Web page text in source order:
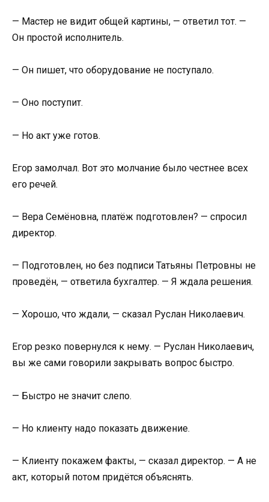
— Мастер не видит общей картины, — ответил тот. —
Он простой исполнитель.
— Он пишет, что оборудование не поступало.
— Оно поступит.
— Но акт уже готов.
Егор замолчал. Вот это молчание было честнее всех
его речей.
— Вера Семёновна, платёж подготовлен? — спросил
директор.
— Подготовлен, но без подписи Татьяны Петровны не
проведён, — ответила бухгалтер. — Я ждала решения.
— Хорошо, что ждали, — сказал Руслан Николаевич.
Егор резко повернулся к нему. — Руслан Николаевич,
вы же сами говорили закрывать вопрос быстро.
— Быстро не значит слепо.
— Но клиенту надо показать движение.
— Клиенту покажем факты, — сказал директор. — А не
акт, который потом придётся объяснять.